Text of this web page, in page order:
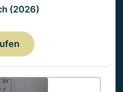
(2026)